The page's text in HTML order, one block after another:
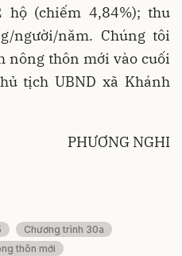
hộ (chiếm 4,84%); thu
người/năm. Chúng tôi
nông thôn mới vào cuối
tịch UBND xã Khánh
PHƯƠNG NGHI
Chương trình 30a
thôn mới